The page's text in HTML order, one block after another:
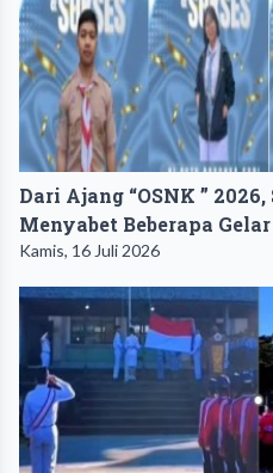
Dari Ajang “OSNK ”
Menyabet Beberapa
Kamis, 16 Juli 2026